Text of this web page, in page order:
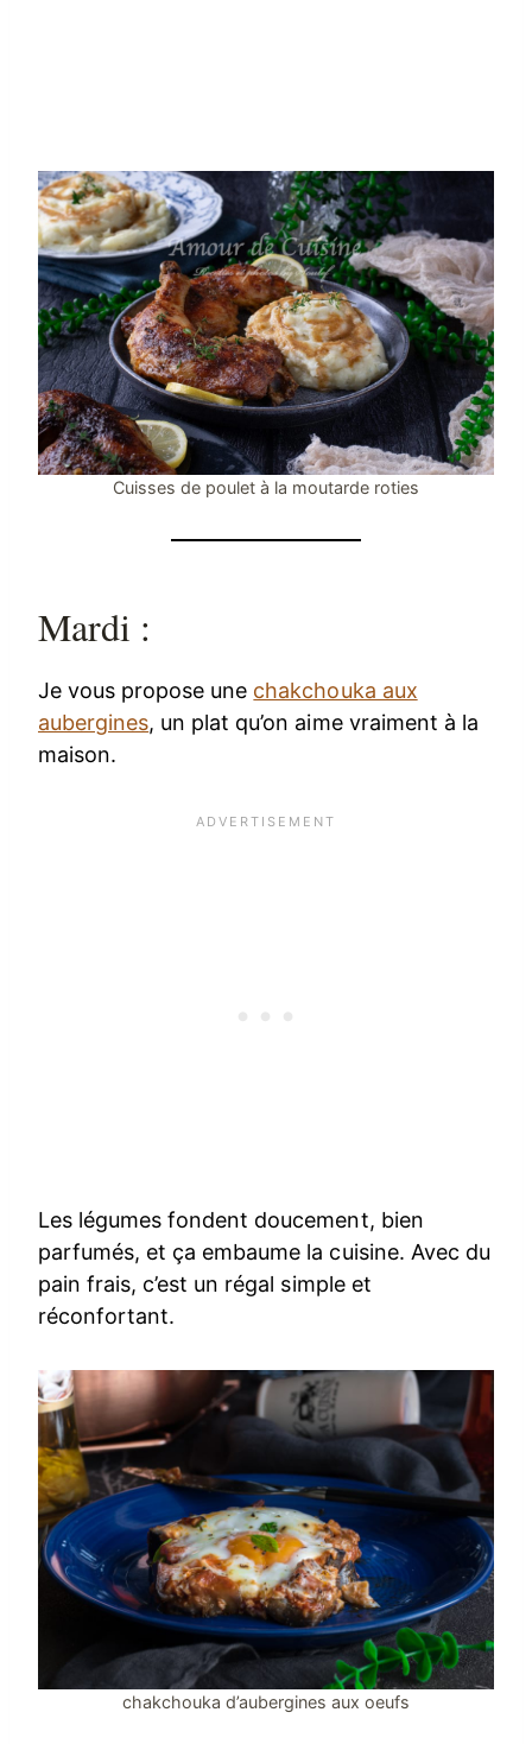
Cuisses de poulet à la moutarde roties
Mardi :
Je vous propose une chakchouka aux
aubergines, un plat qu’on aime vraiment à la
maison.
Les légumes fondent doucement, bien
parfumés, et ça embaume la cuisine. Avec du
pain frais, c’est un régal simple et
réconfortant.
chakchouka d’aubergines aux oeufs